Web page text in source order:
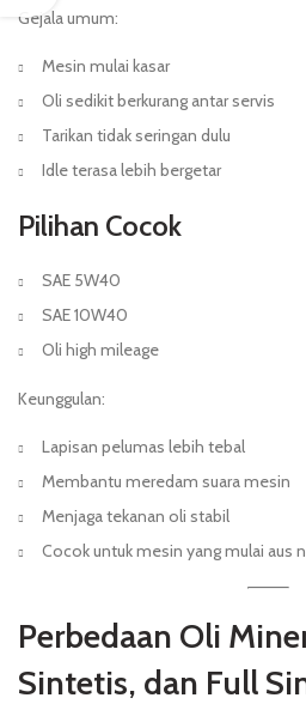
Gejala umum:
Mesin mulai kasar
Oli sedikit berkurang antar servis
Tarikan tidak seringan dulu
Idle terasa lebih bergetar
Pilihan Cocok
SAE 5W40
SAE 10W40
Oli high mileage
Keunggulan:
Lapisan pelumas lebih tebal
Membantu meredam suara mesin
Menjaga tekanan oli stabil
Cocok untuk mesin yang mulai aus
Perbedaan Oli
Sintetis, dan Full